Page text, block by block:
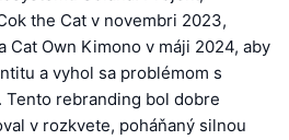
the Cat v novembri 2023,
Cat Own Kimono v máji 2024, aby
a vyhol sa problémom s
rebranding bol dobre
v rozkvete, poháňaný silnou